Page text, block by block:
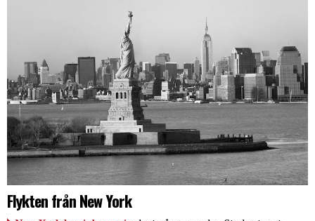
Flykten från New York